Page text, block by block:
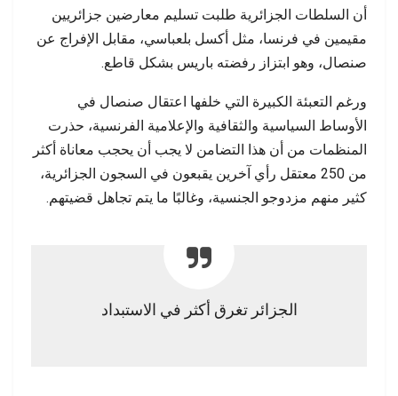
أن السلطات الجزائرية طلبت تسليم معارضين جزائريين
مقيمين في فرنسا، مثل أكسل بلعباسي، مقابل الإفراج عن
صنصال، وهو ابتزاز رفضته باريس بشكل قاطع.
ورغم التعبئة الكبيرة التي خلفها اعتقال صنصال في
الأوساط السياسية والثقافية والإعلامية الفرنسية، حذرت
المنظمات من أن هذا التضامن لا يجب أن يحجب معاناة أكثر
من 250 معتقل رأي آخرين يقبعون في السجون الجزائرية،
كثير منهم مزدوجو الجنسية، وغالبًا ما يتم تجاهل قضيتهم.
الجزائر تغرق أكثر في الاستبداد